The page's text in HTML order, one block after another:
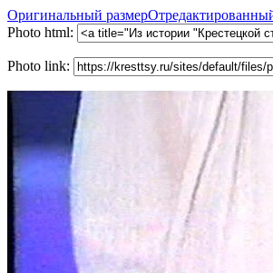
Оригинальный размер
Photo html:
Photo link: